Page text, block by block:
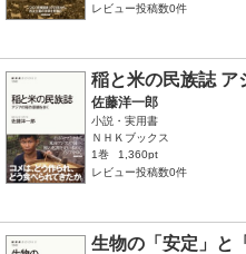
レビュー投稿数0件
稲と米の民族誌 ア
佐藤洋一郎
小説・実用書
ＮＨＫブックス
1巻
1,360pt
レビュー投稿数0件
生物の「安定」と